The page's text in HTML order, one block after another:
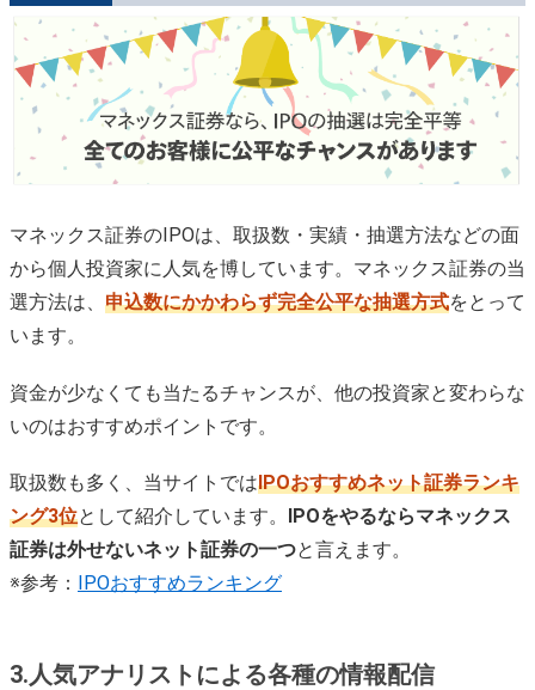
マネックス証券のIPOは、取扱数・実績・抽選方法などの面
から個人投資家に人気を博しています。マネックス証券の当
選方法は、 申込数にかかわらず完全公平な抽選方式をとって
います。
資金が少なくても当たるチャンスが、他の投資家と変わらな
いのはおすすめポイントです。
取扱数も多く、当サイトではIPOおすすめネット証券ランキ
ング3位として紹介しています。 IPOをやるならマネックス
証券は外せないネット証券の一つと言えます。
※参考： IPOおすすめランキング
3.人気アナリストによる各種の情報配信